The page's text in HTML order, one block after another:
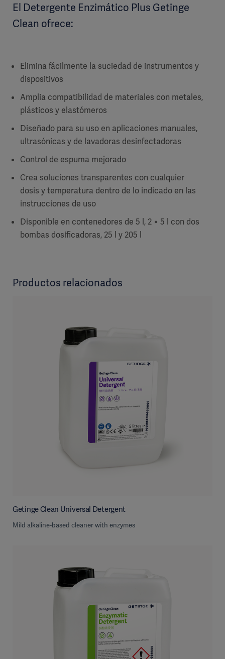
El Detergente Enzimático Plus Getinge
Clean ofrece:
Elimina fácilmente la suciedad de instrumentos y
dispositivos
Amplia compatibilidad de materiales con metales,
plásticos y elastómeros
Diseñado para su uso en aplicaciones manuales,
ultrasónicas y de lavadoras desinfectadoras
Control de espuma mejorado
Crea soluciones transparentes con cualquier
dosis y temperatura dentro de lo indicado en las
instrucciones de uso
Disponible en contenedores de 5 l, 2 × 5 l con dos
bombas dosificadoras, 25 l y 205 l
Productos relacionados
Getinge Clean Universal Detergent
Mild alkaline-based cleaner with enzymes